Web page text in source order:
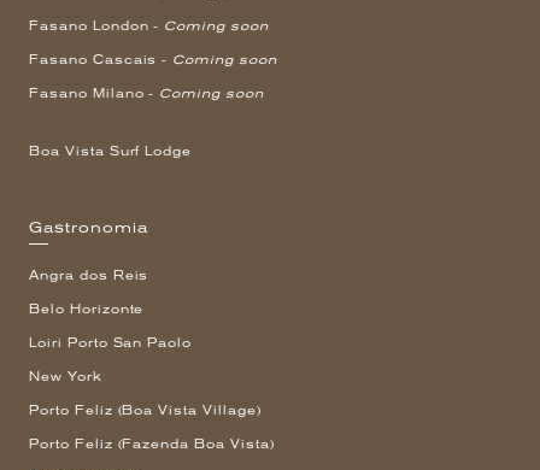
Fasano London - Coming soon
Fasano Cascais - Coming soon
Fasano Milano - Coming soon
Boa Vista Surf Lodge
Gastronomia
Angra dos Reis
Belo Horizonte
Loiri Porto San Paolo
New York
Porto Feliz (Boa Vista Village)
Porto Feliz (Fazenda Boa Vista)